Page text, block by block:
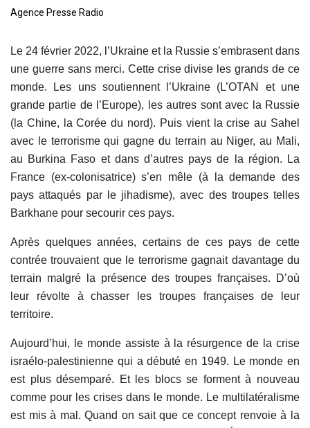
Agence Presse Radio
Le 24 février 2022, l’Ukraine et la Russie s’embrasent dans
une guerre sans merci. Cette crise divise les grands de ce
monde. Les uns soutiennent l’Ukraine (L’OTAN et une
grande partie de l’Europe), les autres sont avec la Russie
(la Chine, la Corée du nord). Puis vient la crise au Sahel
avec le terrorisme qui gagne du terrain au Niger, au Mali,
au Burkina Faso et dans d’autres pays de la région. La
France (ex-colonisatrice) s’en mêle (à la demande des
pays attaqués par le jihadisme), avec des troupes telles
Barkhane pour secourir ces pays.
Après quelques années, certains de ces pays de cette
contrée trouvaient que le terrorisme gagnait davantage du
terrain malgré la présence des troupes françaises. D’où
leur révolte à chasser les troupes françaises de leur
territoire.
Aujourd’hui, le monde assiste à la résurgence de la crise
israélo-palestinienne qui a débuté en 1949. Le monde en
est plus désemparé. Et les blocs se forment à nouveau
comme pour les crises dans le monde. Le multilatéralisme
est mis à mal. Quand on sait que ce concept renvoie à la